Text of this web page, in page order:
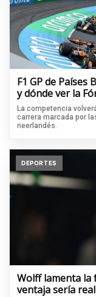
F1 GP de
y dónde ver la
La competencia
carrera marcada por
neerlandés.
DEPORTES
Wolff lamenta la
ventaja sería